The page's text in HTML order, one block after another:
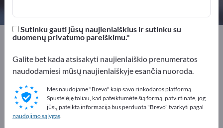
Exportpages
Elektrotechnika
Reklamuokitės nemokamai
Exportpages!
Poreikiai – Pasiūlymai – Naudotos prekės – Verslo
kontaktai >> pradėkite čia
Sutinku gauti jūsų naujienlaiškius ir sutinku su
duomenų privatumo pareiškimu.
Galite bet kada atsisakyti naujienlaiškio prenumeratos
naudodamiesi mūsų naujienlaiškyje esančia nuoroda.
Mes naudojame "Brevo" kaip savo rinkodaros platformą.
Spustelėję toliau, kad pateiktumėte šią formą, patvirtinate, jog
jūsų pateikta informacija bus perduota "Brevo" tvarkyti pagal
naudojimo sąlygas.